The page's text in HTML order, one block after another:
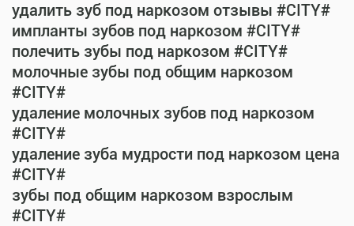
удалить зуб под наркозом отзывы #CITY#
импланты зубов под наркозом #CITY#
полечить зубы под наркозом #CITY#
молочные зубы под общим наркозом
#CITY#
удаление молочных зубов под наркозом
#CITY#
удаление зуба мудрости под наркозом цена
#CITY#
зубы под общим наркозом взрослым
#CITY#